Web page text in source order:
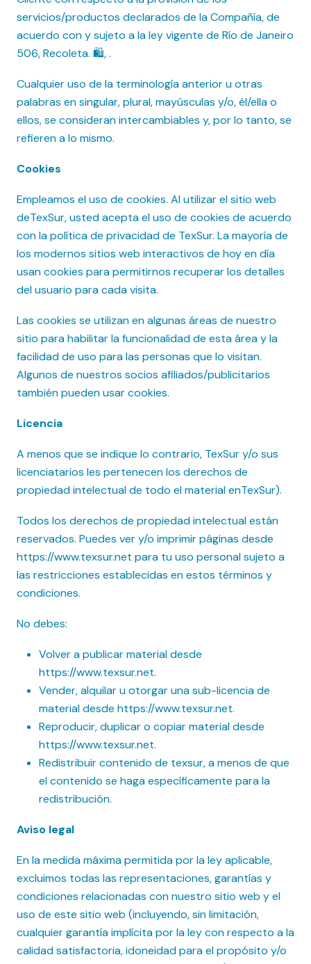
servicios/productos declarados de la Compañía, de
acuerdo con y sujeto a la ley vigente de Río de Janeiro
506, Recoleta. 🛍️, .
Cualquier uso de la terminología anterior u otras
palabras en singular, plural, mayúsculas y/o, él/ella o
ellos, se consideran intercambiables y, por lo tanto, se
refieren a lo mismo.
Cookies
Empleamos el uso de cookies. Al utilizar el sitio web
deTexSur, usted acepta el uso de cookies de acuerdo
con la política de privacidad de TexSur. La mayoría de
los modernos sitios web interactivos de hoy en día
usan cookies para permitirnos recuperar los detalles
del usuario para cada visita.
Las cookies se utilizan en algunas áreas de nuestro
sitio para habilitar la funcionalidad de esta área y la
facilidad de uso para las personas que lo visitan.
Algunos de nuestros socios afiliados/publicitarios
también pueden usar cookies.
Licencia
A menos que se indique lo contrario, TexSur y/o sus
licenciatarios les pertenecen los derechos de
propiedad intelectual de todo el material enTexSur).
Todos los derechos de propiedad intelectual están
reservados. Puedes ver y/o imprimir páginas desde
https://www.texsur.net para tu uso personal sujeto a
las restricciones establecidas en estos términos y
condiciones.
No debes:
Volver a publicar material desde
https://www.texsur.net.
Vender, alquilar u otorgar una sub-licencia de
material desde https://www.texsur.net.
Reproducir, duplicar o copiar material desde
https://www.texsur.net.
Redistribuir contenido de texsur, a menos de que
el contenido se haga específicamente para la
redistribución.
Aviso legal
En la medida máxima permitida por la ley aplicable,
excluimos todas las representaciones, garantías y
condiciones relacionadas con nuestro sitio web y el
uso de este sitio web (incluyendo, sin limitación,
cualquier garantía implícita por la ley con respecto a la
calidad satisfactoria, idoneidad para el propósito y/o